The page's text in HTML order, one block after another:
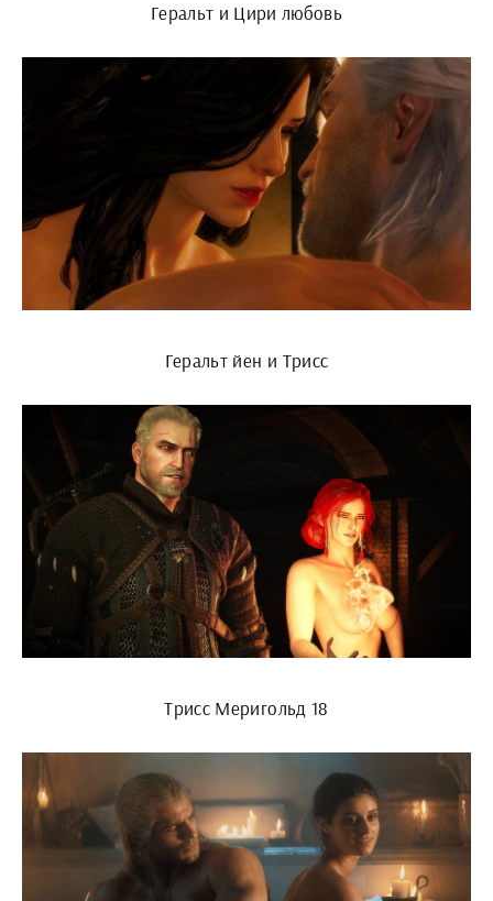
Геральт и Цири любовь
Геральт йен и Трисс
Трисс Меригольд 18